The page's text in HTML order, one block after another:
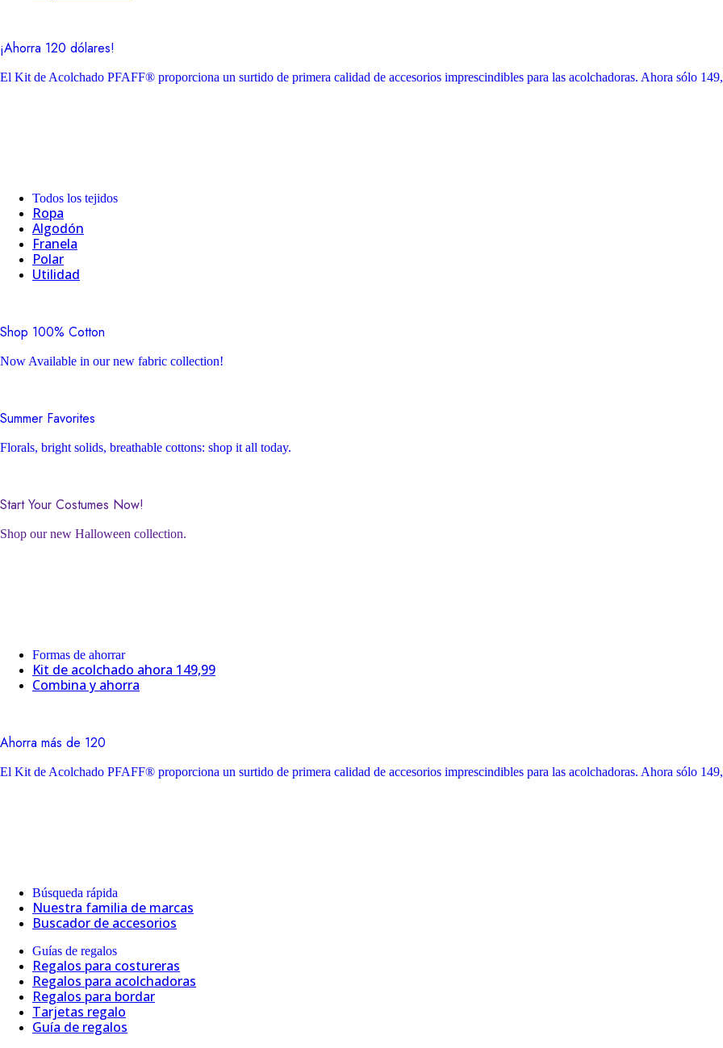
¡Ahorra 120 dólares!
El Kit de Acolchado PFAFF® proporciona un surtido de primera calidad de accesorios imprescindibles para las acolchadoras. Ahora sólo
Todos los tejidos
Ropa
Algodón
Franela
Polar
Utilidad
Shop 100% Cotton
Now Available in our new fabric collection!
Summer Favorites
Florals, bright solids, breathable cottons: shop it all today.
Start Your Costumes Now!
Shop our new Halloween collection.
Formas de ahorrar
Kit de acolchado ahora 149,99
Combina y ahorra
Ahorra más de 120
El Kit de Acolchado PFAFF® proporciona un surtido de primera calidad de accesorios imprescindibles para las acolchadoras. Ahora sólo
Búsqueda rápida
Nuestra familia de marcas
Buscador de accesorios
Guías de regalos
Regalos para costureras
Regalos para acolchadoras
Regalos para bordar
Tarjetas regalo
Guía de regalos